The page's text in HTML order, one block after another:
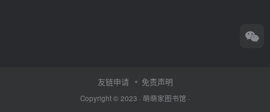
友链申请 免责声明
Copyright © 2023 · 萌萌家图书馆 ·